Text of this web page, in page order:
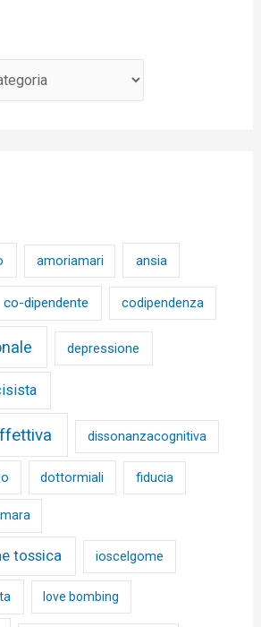
amoriamari ansia
co-dipendente codipendenza
depressione
dissonanzacognitiva
dottormiali fiducia
tossica ioscelgome
love bombing